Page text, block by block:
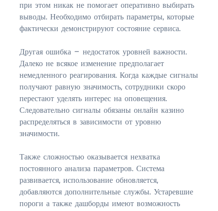
при этом никак не помогает оперативно выбирать
выводы. Необходимо отбирать параметры, которые
фактически демонстрируют состояние сервиса.
Другая ошибка — недостаток уровней важности.
Далеко не всякое изменение предполагает
немедленного реагирования. Когда каждые сигналы
получают равную значимость, сотрудники скоро
перестают уделять интерес на оповещения.
Следовательно сигналы обязаны онлайн казино
распределяться в зависимости от уровню
значимости.
Также сложностью оказывается нехватка
постоянного анализа параметров. Система
развивается, использование обновляется,
добавляются дополнительные службы. Устаревшие
пороги а также дашборды имеют возможность